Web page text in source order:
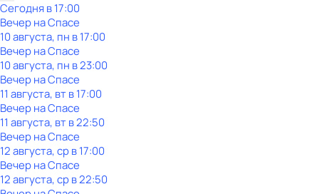
Сегодня в 17:00
Вечер на Спасе
10 августа, пн в 17:00
Вечер на Спасе
10 августа, пн в 23:00
Вечер на Спасе
11 августа, вт в 17:00
Вечер на Спасе
11 августа, вт в 22:50
Вечер на Спасе
12 августа, ср в 17:00
Вечер на Спасе
12 августа, ср в 22:50